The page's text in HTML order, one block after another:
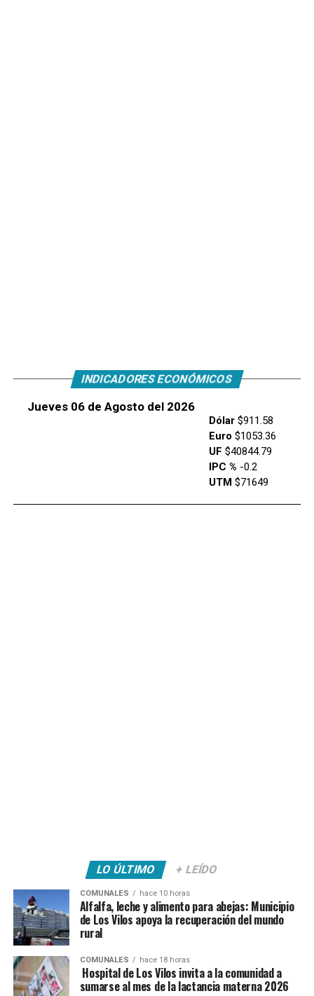
INDICADORES ECONÓMICOS
Jueves 06 de Agosto del 2026
Dólar$911.58
Euro $1053.36
UF $40844.79
IPC % -0.2
UTM $71649
LO ÚLTIMO + LEÍDO
COMUNALES hace 10 horas
Alfalfa, leche y alimento para abejas: Municipio
de Los Vilos apoya la recuperación del mundo
rural
COMUNALES hace 18 horas
Hospital de Los Vilos invita a la comunidad a
sumarse al mes de la lactancia materna 2026